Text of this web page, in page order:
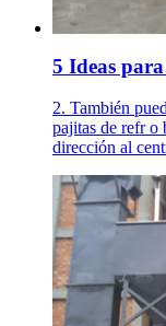
5 Ideas
2. También
pajitas de refr o
dirección al